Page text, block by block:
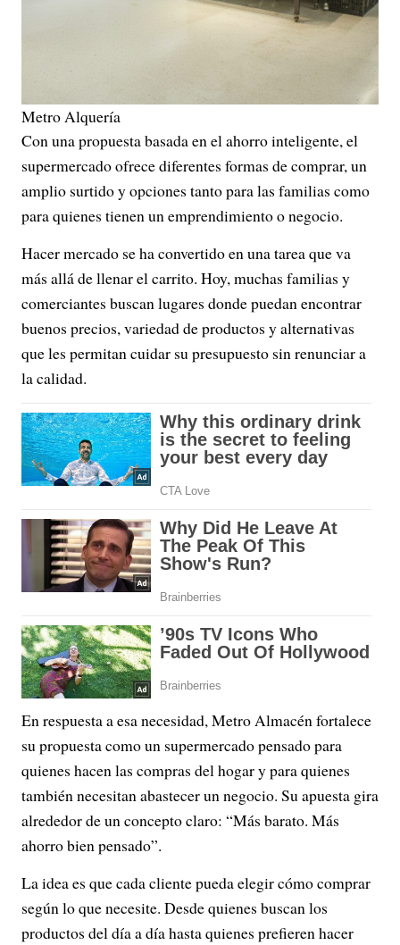
Metro Alquería
Con una propuesta basada en el ahorro inteligente, el
supermercado ofrece diferentes formas de comprar, un
amplio surtido y opciones tanto para las familias como
para quienes tienen un emprendimiento o negocio.
Hacer mercado se ha convertido en una tarea que va
más allá de llenar el carrito. Hoy, muchas familias y
comerciantes buscan lugares donde puedan encontrar
buenos precios, variedad de productos y alternativas
que les permitan cuidar su presupuesto sin renunciar a
la calidad.
En respuesta a esa necesidad, Metro Almacén fortalece
su propuesta como un supermercado pensado para
quienes hacen las compras del hogar y para quienes
también necesitan abastecer un negocio. Su apuesta gira
alrededor de un concepto claro: “Más barato. Más
ahorro bien pensado”.
La idea es que cada cliente pueda elegir cómo comprar
según lo que necesite. Desde quienes buscan los
productos del día a día hasta quienes prefieren hacer